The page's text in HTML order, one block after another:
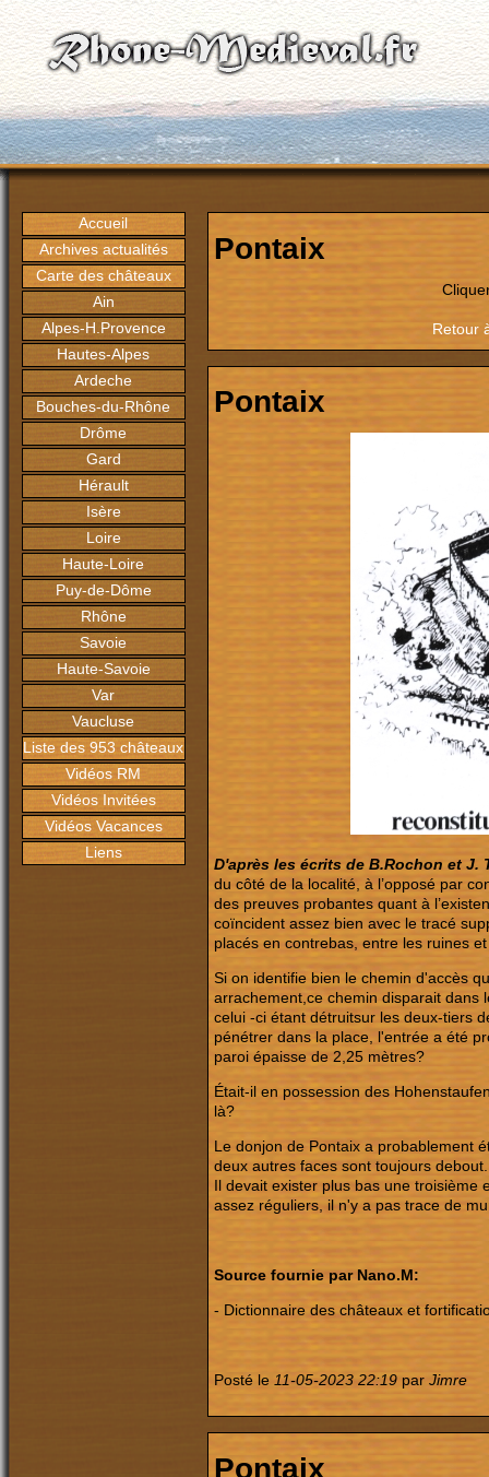
Accueil
Archives actualités
Carte des châteaux
Ain
Alpes-H.Provence
Hautes-Alpes
Ardeche
Bouches-du-Rhône
Drôme
Gard
Hérault
Isère
Loire
Haute-Loire
Puy-de-Dôme
Rhône
Savoie
Haute-Savoie
Var
Vaucluse
Liste des 953 châteaux
Vidéos RM
Vidéos Invitées
Vidéos Vacances
Liens
Pontaix
Retour
Pontaix
D'après les écrits de B.Rochon et J.
du côté de la localité, à l’opposé par
des preuves probantes quant à
coïncident assez bien avec le tracé
placés en contrebas, entre les ruines
Si on identifie bien le chemin d'accès
arrachement,ce chemin disparait dans
celui -ci étant détruitsur les deux-tiers
pénétrer dans la place, l'entrée a été
paroi épaisse de 2,25 mètres?
Était-il en possession des
là?
Le donjon de Pontaix a probablement
deux autres faces sont toujours
Il devait exister plus bas une troisième
assez réguliers, il n'y a pas trace de
Source fournie par Nano.M:
- Dictionnaire des châteaux et
Posté le 11-05-2023 22:19 par Jimre
Pontaix